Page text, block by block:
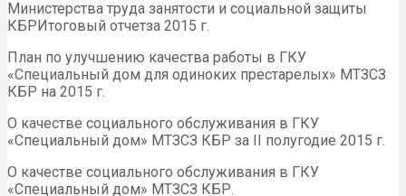
Министерства труда занятости и социальной защиты
КБРИтоговый отчетза 2015 г.
План по улучшению качества работы в ГКУ
«Специальный дом для одиноких престарелых» МТЗСЗ
КБР на 2015 г.
О качестве социального обслуживания в ГКУ
«Специальный дом» МТЗСЗ КБР за II полугодие 2015 г.
О качестве социального обслуживания в ГКУ
«Специальный дом» МТЗСЗ КБР.